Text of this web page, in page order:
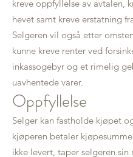
kreve oppfyllelse av avtalen,
hevet samt kreve erstatning
Selgeren vil også etter
kunne kreve renter ved
inkassogebyr og et rimelig
uavhentede varer.
Oppfyllelse
Selger kan fastholde kjøpet
kjøperen betaler
ikke levert, taper selgeren sin